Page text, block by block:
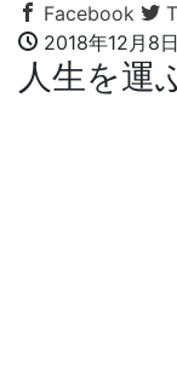
Facebook
2018年12月8日
人生を運